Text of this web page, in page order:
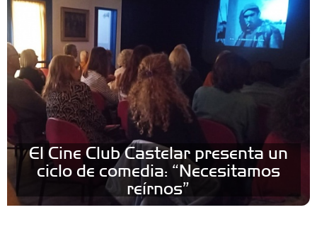
El Cine Club Castelar presenta un
ciclo de comedia: “Necesitamos
reírnos”